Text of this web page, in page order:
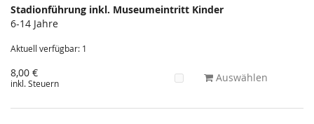
Stadionführung inkl. Museumeintritt Kinder
6-14 Jahre
Aktuell verfügbar: 1
8,00 €
inkl. Steuern Auswählen